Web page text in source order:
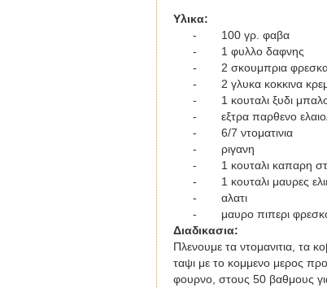
Υλικα:
-
100 γρ. φαβα
-
1 φυλλο δαφνης
-
2 σκουμπρια
-
2 γλυκα κοκκινα
-
1 κουταλι ξυδι
-
εξτρα παρθενο
-
6/7 ντοματινια
-
ριγανη
-
1 κουταλι καπαρη
-
1 κουταλι μαυρες
-
αλατι
-
μαυρο πιπερι
Διαδικασια:
Πλενουμε τα ντομανιτια, τα
ταψι με το κομμενο μερος
φουρνο, στους 50 βαθμους